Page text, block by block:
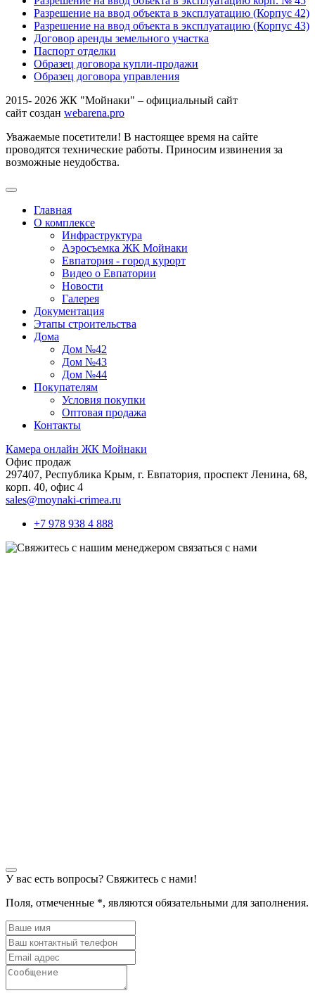
Разрешение на ввод объекта в эксплуатацию (Корпус 42)
Разрешение на ввод объекта в эксплуатацию (Корпус 43)
Договор аренды земельного участка
Паспорт отделки
Образец договора купли-продажи
Образец договора управления
2015- 2026 ЖК "Мойнаки" – официальный сайт
сайт создан webarena.pro
Уважаемые посетители! В настоящее время на сайте
проводятся технические работы. Приносим извинения за
возможные неудобства.
Главная
О комплексе
Инфраструктура
Аэросъемка ЖК Мойнаки
Евпатория - город курорт
Видео о Евпатории
Новости
Галерея
Документация
Этапы строительства
Дома
Дом №42
Дом №43
Дом №44
Покупателям
Условия покупки
Оптовая продажа
Контакты
Камера онлайн ЖК Мойнаки
Офис продаж
297407, Республика Крым, г. Евпатория, проспект Ленина, 68,
корп. 40, офис 4
sales@moynaki-crimea.ru
+7 978 938 4 888
связаться с нами
У вас есть вопросы? Свяжитесь с нами!
Поля, отмеченные *, являются обязательными для заполнения.